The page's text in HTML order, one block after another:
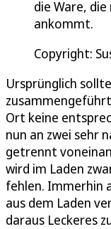
die Ware,
ankommt.
Copyright:
Ursprünglich
Ort keine
nun an zwei sehr
getrennt
wird im Laden
fehlen. Immerhin
aus dem Laden
daraus Leckeres